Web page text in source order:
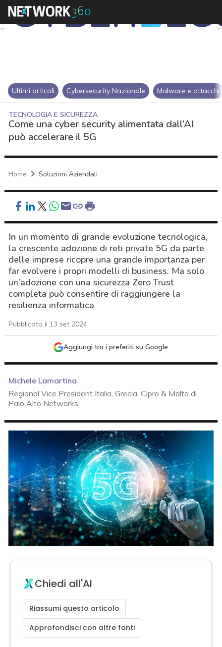
Ultimi articoli Cybersecurity Nazionale Malware e attacchi
TECNOLOGIA E SICUREZZA
Come una cyber security alimentata dall’AI
può accelerare il 5G
Home Soluzioni Aziendali
In un momento di grande evoluzione tecnologica,
la crescente adozione di reti private 5G da parte
delle imprese ricopre una grande importanza per
far evolvere i propri modelli di business. Ma solo
un’adozione con una sicurezza Zero Trust
completa può consentire di raggiungere la
resilienza informatica
Pubblicato il 13 set 2024
Aggiungi tra i preferiti su Google
Michele Lamartina
Regional Vice President Italia, Grecia, Cipro & Malta di
Palo Alto Networks
Chiedi all'AI
Riassumi questo articolo
Approfondisci con altre fonti